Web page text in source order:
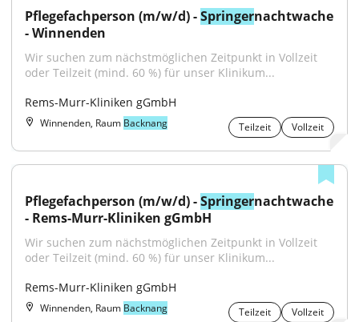
Pflegefachperson (m/w/d) - Springernachtwache
- Winnenden
Wir suchen zum nächstmöglichen Zeitpunkt in Vollzeit
oder Teilzeit (mind. 60 %) für unser Klinikum...
Rems-Murr-Kliniken gGmbH
Winnenden, Raum Backnang Teilzeit Vollzeit
Pflegefachperson (m/w/d) - Springernachtwache
- Rems-Murr-Kliniken gGmbH
Wir suchen zum nächstmöglichen Zeitpunkt in Vollzeit
oder Teilzeit (mind. 60 %) für unser Klinikum...
Rems-Murr-Kliniken gGmbH
Winnenden, Raum Backnang Teilzeit Vollzeit